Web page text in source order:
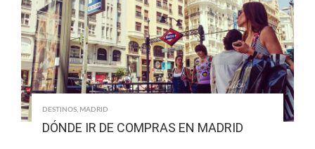
DESTINOS, MADRID
DÓNDE IR DE COMPRAS EN MADRID